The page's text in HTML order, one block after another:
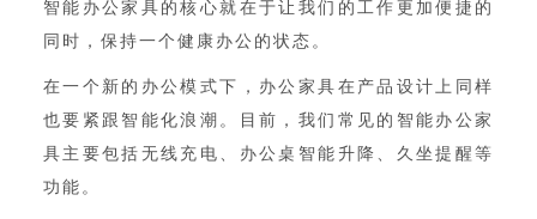
智能办公家具的核心就在于让我们的工作更加便捷的
同时，保持一个健康办公的状态。
在一个新的办公模式下，办公家具在产品设计上同样
也要紧跟智能化浪潮。目前，我们常见的智能办公家
具主要包括无线充电、办公桌智能升降、久坐提醒等
功能。